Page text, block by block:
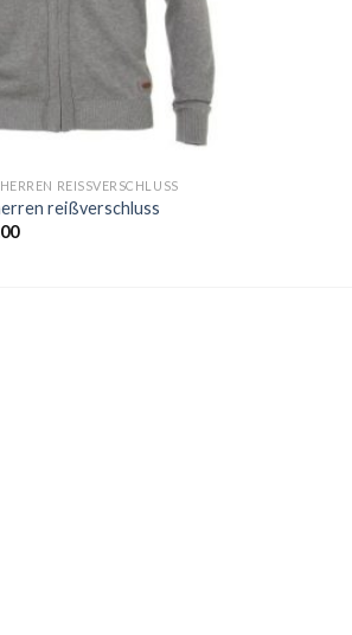
REISSVERSCHLUSS
reißverschluss